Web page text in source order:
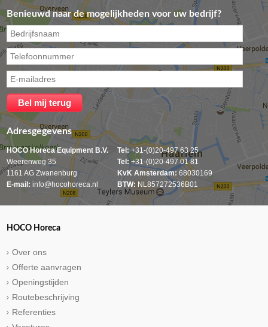
Benieuwd naar de mogelijkheden voor uw bedrijf?
Adresgegevens
HOCO Horeca Equipment B.V.
Weerenweg 35
1161 AG Zwanenburg
E-mail: info@hocohoreca.nl
Tel:+31-(0)20-497 63 25
Tel:+31-(0)20-497 01 81
KvK Amsterdam: 68030169
BTW: NL857272536B01
HOCO Horeca
Over ons
Offerte aanvragen
Openingstijden
Routebeschrijving
Referenties